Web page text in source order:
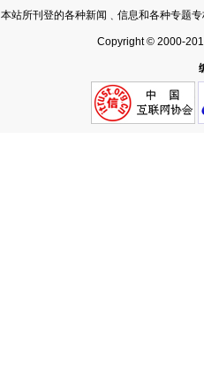
本站所刊登的各种新闻﹑信息和各种专题
Copyright © 2000-